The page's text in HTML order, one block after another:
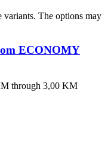
The options may
ECONOMY
through 3,00 KM